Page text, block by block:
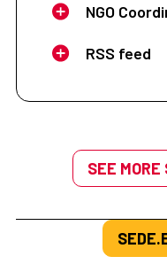
NGO
RSS feed
SEE